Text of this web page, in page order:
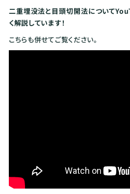
二重埋没法と目頭切開法について
く解説しています！
こちらも併せてご覧ください。